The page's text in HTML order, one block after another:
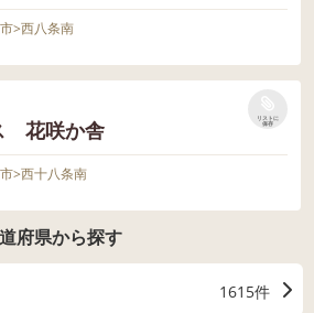
>西八条南
花咲か舎
リストに
保存
>西十八条南
府県から探す
1615件